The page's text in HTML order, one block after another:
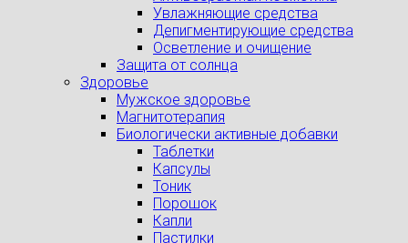
Увлажняющие средства
Депигментирующие средства
Осветление и очищение
Защита от солнца
Здоровье
Мужское здоровье
Магнитотерапия
Биологически активные добавки
Таблетки
Капсулы
Тоник
Порошок
Капли
Пастилки